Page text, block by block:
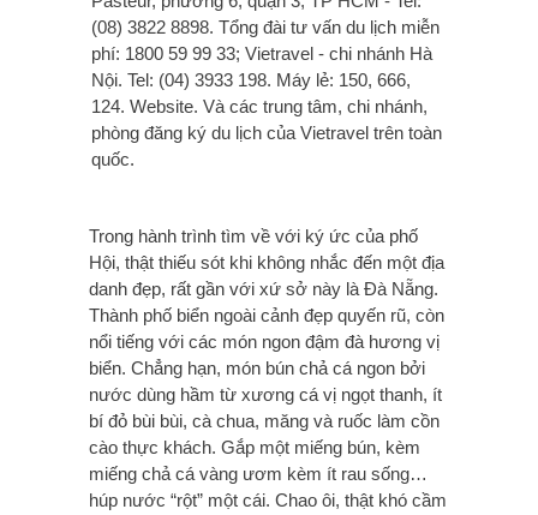
(08) 3822 8898. Tổng đài tư vấn du lịch miễn
phí: 1800 59 99 33; Vietravel - chi nhánh Hà
Nội. Tel: (04) 3933 198. Máy lẻ: 150, 666,
124. Website. Và các trung tâm, chi nhánh,
phòng đăng ký du lịch của Vietravel trên toàn
quốc.
Trong hành trình tìm về với ký ức của phố
Hội, thật thiếu sót khi không nhắc đến một địa
danh đẹp, rất gần với xứ sở này là Đà Nẵng.
Thành phố biển ngoài cảnh đẹp quyến rũ, còn
nổi tiếng với các món ngon đậm đà hương vị
biển. Chẳng hạn, món bún chả cá ngon bởi
nước dùng hầm từ xương cá vị ngọt thanh, ít
bí đỏ bùi bùi, cà chua, măng và ruốc làm cồn
cào thực khách. Gắp một miếng bún, kèm
miếng chả cá vàng ươm kèm ít rau sống…
húp nước “rột” một cái. Chao ôi, thật khó cầm